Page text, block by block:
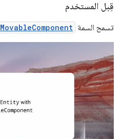
قِبل المستخدم
تسمح السمة MovableComponent